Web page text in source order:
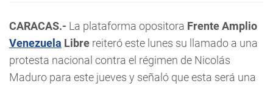
CARACAS.- La plataforma opositora Frente Amplio
Venezuela Libre reiteró este lunes su llamado a una
protesta nacional contra el régimen de Nicolás
Maduro para este jueves y señaló que esta será una